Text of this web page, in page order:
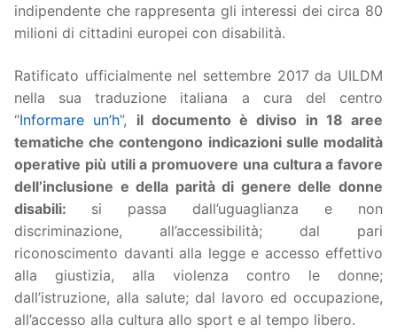
indipendente che rappresenta gli interessi dei circa 80
milioni di cittadini europei con disabilità.
Ratificato ufficialmente nel settembre 2017 da UILDM
nella sua traduzione italiana a cura del centro
“Informare un’h”, il documento è diviso in 18 aree
tematiche che contengono indicazioni sulle modalità
operative più utili a promuovere una cultura a favore
dell’inclusione e della parità di genere delle donne
disabili: si passa dall’uguaglianza e non
discriminazione, all’accessibilità; dal pari
riconoscimento davanti alla legge e accesso effettivo
alla giustizia, alla violenza contro le donne;
dall’istruzione, alla salute; dal lavoro ed occupazione,
all’accesso alla cultura allo sport e al tempo libero.